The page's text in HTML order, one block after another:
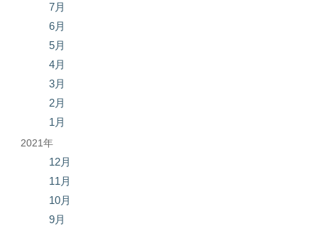
7月
6月
5月
4月
3月
2月
1月
2021年
12月
11月
10月
9月